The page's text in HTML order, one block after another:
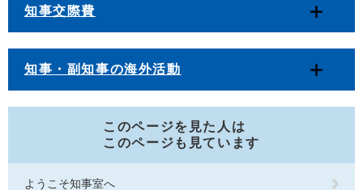
知事交際費
知事・副知事の海外活動
このページを見た人は
このページも見ています
ようこそ知事室へ